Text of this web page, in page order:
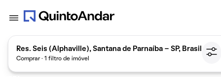
Res. Seis (Alphaville), Santana de Parnaíba - SP, Brasil
Comprar · 1 filtro de imóvel